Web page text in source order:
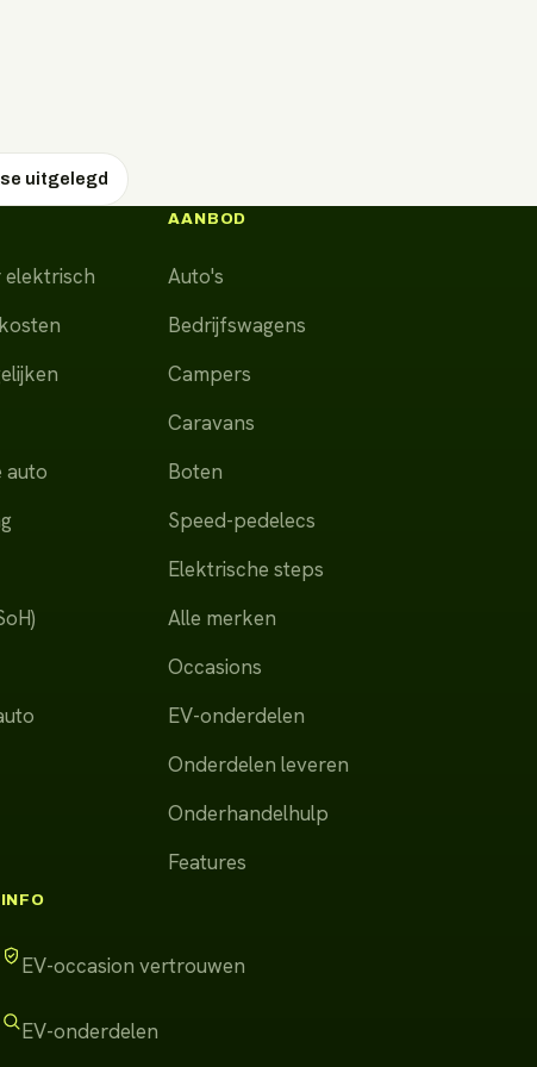
uitgelegd
auto
AANBOD
Auto's
Bedrijfswagens
Campers
Caravans
Boten
Speed-pedelecs
Elektrische steps
Alle merken
Occasions
EV-onderdelen
Onderdelen leveren
Onderhandelhulp
Features
INFO
EV-occasion vertrouwen
EV-onderdelen